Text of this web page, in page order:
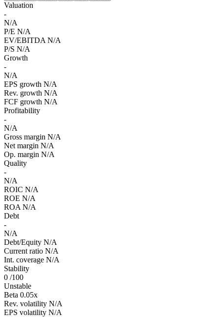
Valuation
-
N/A
P/E N/A
EV/EBITDA N/A
P/S N/A
Growth
-
N/A
EPS growth N/A
Rev. growth N/A
FCF growth N/A
Profitability
-
N/A
Gross margin N/A
Net margin N/A
Op. margin N/A
Quality
-
N/A
ROIC N/A
ROE N/A
ROA N/A
Debt
-
N/A
Debt/Equity N/A
Current ratio N/A
Int. coverage N/A
Stability
0 /100
Unstable
Beta 0.05x
Rev. volatility N/A
EPS volatility N/A